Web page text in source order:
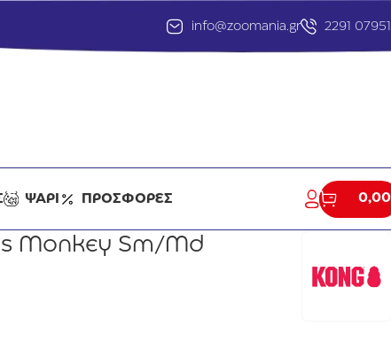
info@zoomania.gr 2291
ΨΑΡΙ ΠΡΟΣΦΟΡΕΣ 0,00
Monkey Sm/Md